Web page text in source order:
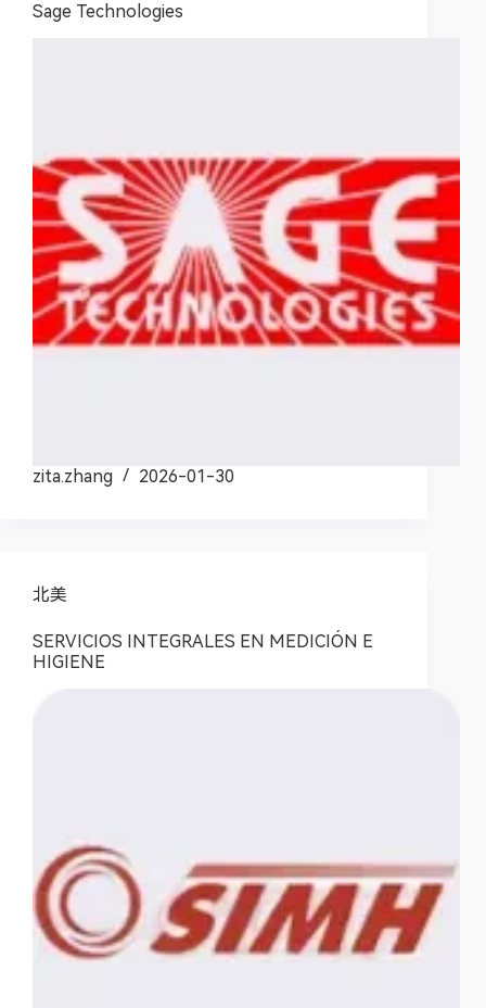
Sage Technologies
zita.zhang 2026-01-30
北美
SERVICIOS INTEGRALES EN MEDICIÓN E
HIGIENE